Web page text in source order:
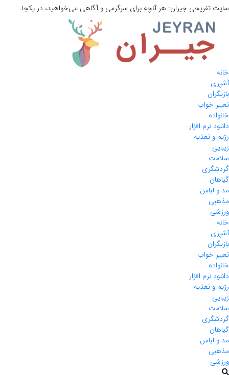
سایت تفریحی جیران: هر آنچه برای سرگرمی و آگاهی می‌خواهید، در یکجا.
خانه
آشپزی
بازیگران
تعبیر خواب
خانواده
دانلود نرم افزار
رژیم و تغذیه
زیبایی
سلامت
گردشگری
گیاهان
مد و لباس
مذهبی
ورزشی
خانه
آشپزی
بازیگران
تعبیر خواب
خانواده
دانلود نرم افزار
رژیم و تغذیه
زیبایی
سلامت
گردشگری
گیاهان
مد و لباس
مذهبی
ورزشی